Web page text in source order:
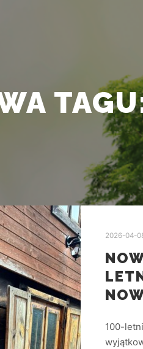
2026-04-
100-